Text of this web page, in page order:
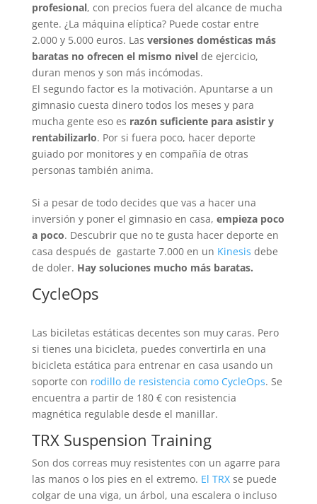
profesional, con precios fuera del alcance de mucha
gente. ¿La máquina elíptica? Puede costar entre
2.000 y 5.000 euros. Las versiones domésticas más
baratas no ofrecen el mismo nivelde ejercicio,
duran menos y son más incómodas.
El segundo factor es la motivación. Apuntarse a un
gimnasio cuesta dinero todos los meses y para
mucha gente eso es razón suficiente para asistir y
rentabilizarlo. Por si fuera poco, hacer deporte
guiado por monitores y en compañía de otras
personas también anima.
Si a pesar de todo decides que vas a hacer una
inversión y poner el gimnasio en casa, empieza poco
a poco. Descubrir que no te gusta hacer deporte en
casa después de gastarte 7.000 en un Kinesis debe
de doler. Hay soluciones mucho más baratas.
CycleOps
Las biciletas estáticas decentes son muy caras. Pero
si tienes una bicicleta, puedes convertirla en una
bicicleta estática para entrenar en casa usando un
soporte con rodillo de resistencia como CycleOps. Se
encuentra a partir de 180 € con resistencia
magnética regulable desde el manillar.
TRX Suspension Training
Son dos correas muy resistentes con un agarre para
las manos o los pies en el extremo. El TRXse puede
colgar de una viga, un árbol, una escalera o incluso